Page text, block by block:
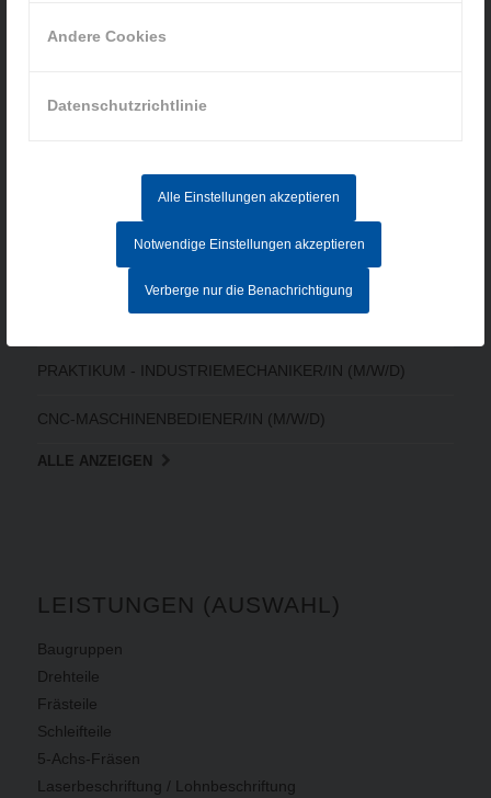
Andere Cookies
Datenschutzrichtlinie
Alle Einstellungen akzeptieren
Notwendige Einstellungen akzeptieren
Verberge nur die Benachrichtigung
AKTUELLE STELLENANGEBOTE
MITARBEITER IM AUFTRAGSZENTRUM (M/W/D) - Vollzeit
CNC-FACHKRAFT (M/W/D)
PRAKTIKUM - INDUSTRIEMECHANIKER/IN (M/W/D)
CNC-MASCHINENBEDIENER/IN (M/W/D)
ALLE ANZEIGEN
LEISTUNGEN (AUSWAHL)
Baugruppen
Drehteile
Frästeile
Schleifteile
5-Achs-Fräsen
Laserbeschriftung / Lohnbeschriftung